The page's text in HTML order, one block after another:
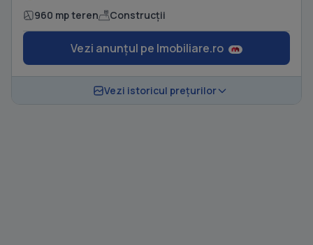
960 mp teren Construcții
Vezi anunțul pe Imobiliare.ro
Vezi istoricul prețurilor